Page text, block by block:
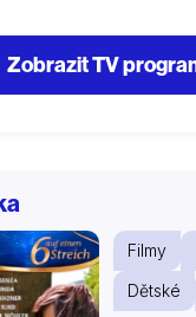
Zobrazit TV
Filmy
Dětské